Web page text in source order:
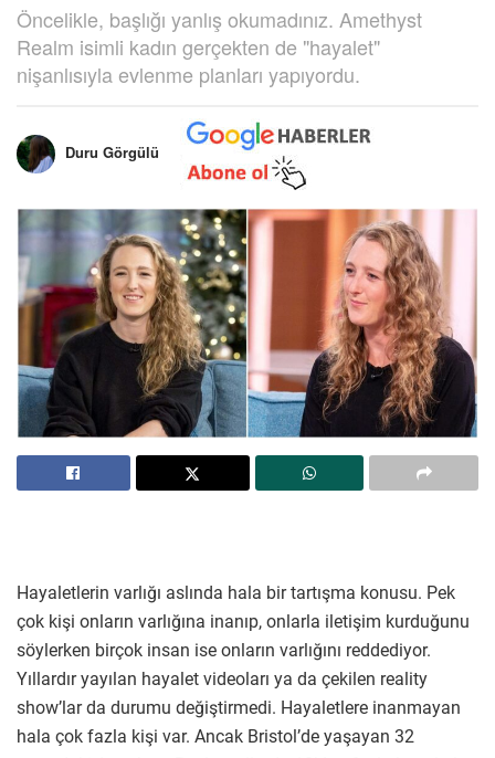
Öncelikle, başlığı yanlış okumadınız. Amethyst
Realm isimli kadın gerçekten de "hayalet"
nişanlısıyla evlenme planları yapıyordu.
Duru Görgülü
Hayaletlerin varlığı aslında hala bir tartışma konusu. Pek
çok kişi onların varlığına inanıp, onlarla iletişim kurduğunu
söylerken birçok insan ise onların varlığını reddediyor.
Yıllardır yayılan hayalet videoları ya da çekilen reality
show’lar da durumu değiştirmedi. Hayaletlere inanmayan
hala çok fazla kişi var. Ancak Bristol’de yaşayan 32